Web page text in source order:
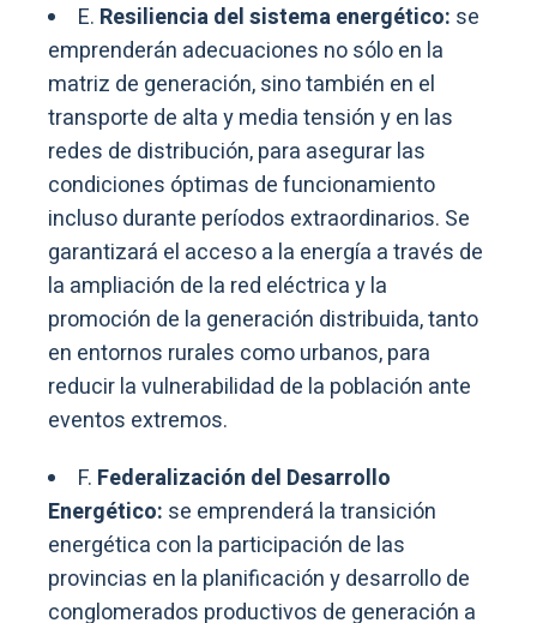
E. Resiliencia del sistema energético: se
emprenderán adecuaciones no sólo en la
matriz de generación, sino también en el
transporte de alta y media tensión y en las
redes de distribución, para asegurar las
condiciones óptimas de funcionamiento
incluso durante períodos extraordinarios. Se
garantizará el acceso a la energía a través de
la ampliación de la red eléctrica y la
promoción de la generación distribuida, tanto
en entornos rurales como urbanos, para
reducir la vulnerabilidad de la población ante
eventos extremos.
F. Federalización del Desarrollo
Energético: se emprenderá la transición
energética con la participación de las
provincias en la planificación y desarrollo de
conglomerados productivos de generación a